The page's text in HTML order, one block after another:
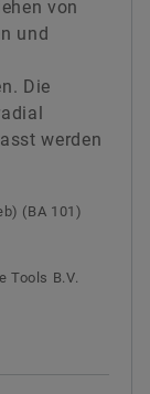
von
und
Die
werden
(BA 101)
Tools B.V.